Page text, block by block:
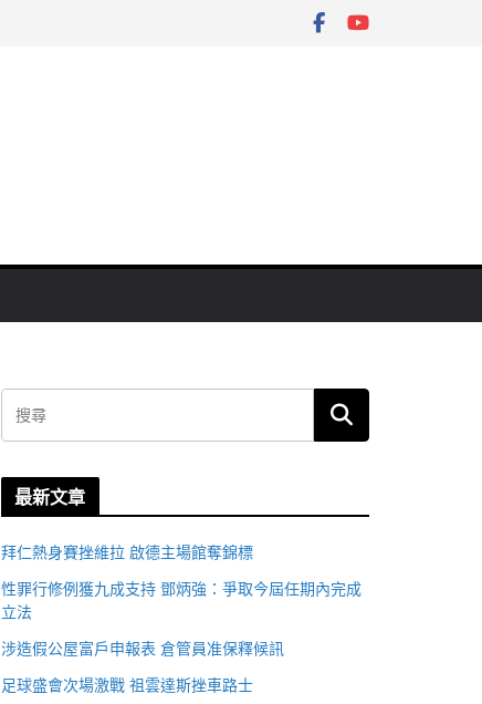
最新文章
拜仁熱身賽挫維拉 啟德主場館奪錦標
性罪行修例獲九成支持 鄧炳強：爭取今屆任期內完成
立法
涉造假公屋富戶申報表 倉管員准保釋候訊
足球盛會次場激戰 祖雲達斯挫車路士